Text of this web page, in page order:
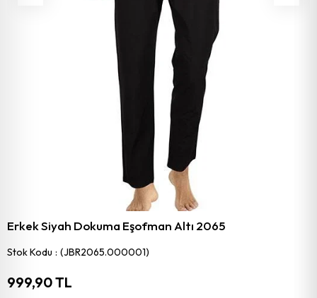
Erkek Siyah Dokuma Eşofman Altı 2065
Stok Kodu (JBR2065.000001)
999,90 TL